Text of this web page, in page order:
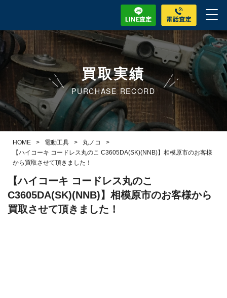
買取実績
PURCHASE RECORD
HOME > 電動工具 > 丸ノコ
>
【ハイコーキ コードレス丸のこ C3605DA(SK)(NNB)】相模原市のお客様
から買取させて頂きました！
【ハイコーキ コードレス丸のこ
C3605DA(SK)(NNB)】相模原市のお客様から
買取させて頂きました！